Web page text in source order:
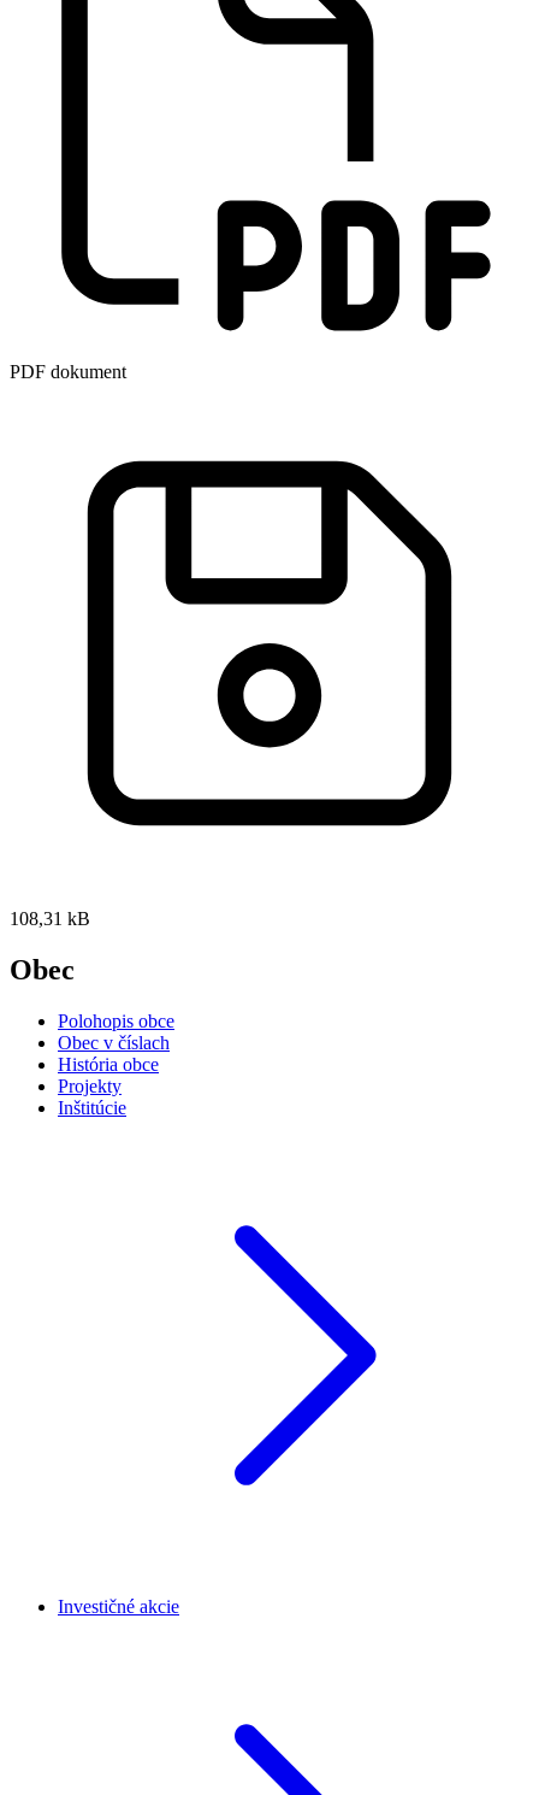
PDF dokument
108,31 kB
Obec
Polohopis obce
Obec v číslach
História obce
Projekty
Inštitúcie
Investičné akcie